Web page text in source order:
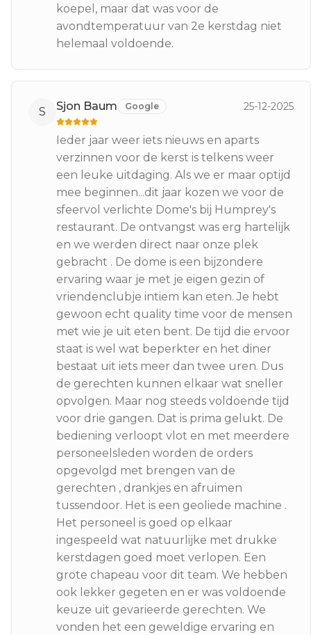
koepel, maar dat was voor de
avondtemperatuur van 2e kerstdag niet
helemaal voldoende.
S Sjon Baum Google 25-12-2025
Ieder jaar weer iets nieuws en aparts
verzinnen voor de kerst is telkens weer
een leuke uitdaging. Als we er maar optijd
mee beginnen...dit jaar kozen we voor de
sfeervol verlichte Dome's bij Humprey's
restaurant. De ontvangst was erg hartelijk
en we werden direct naar onze plek
gebracht . De dome is een bijzondere
ervaring waar je met je eigen gezin of
vriendenclubje intiem kan eten. Je hebt
gewoon echt quality time voor de mensen
met wie je uit eten bent. De tijd die ervoor
staat is wel wat beperkter en het diner
bestaat uit iets meer dan twee uren. Dus
de gerechten kunnen elkaar wat sneller
opvolgen. Maar nog steeds voldoende tijd
voor drie gangen. Dat is prima gelukt. De
bediening verloopt vlot en met meerdere
personeelsleden worden de orders
opgevolgd met brengen van de
gerechten , drankjes en afruimen
tussendoor. Het is een geoliede machine .
Het personeel is goed op elkaar
ingespeeld wat natuurlijke met drukke
kerstdagen goed moet verlopen. Een
grote chapeau voor dit team. We hebben
ook lekker gegeten en er was voldoende
keuze uit gevarieerde gerechten. We
vonden het een geweldige ervaring en